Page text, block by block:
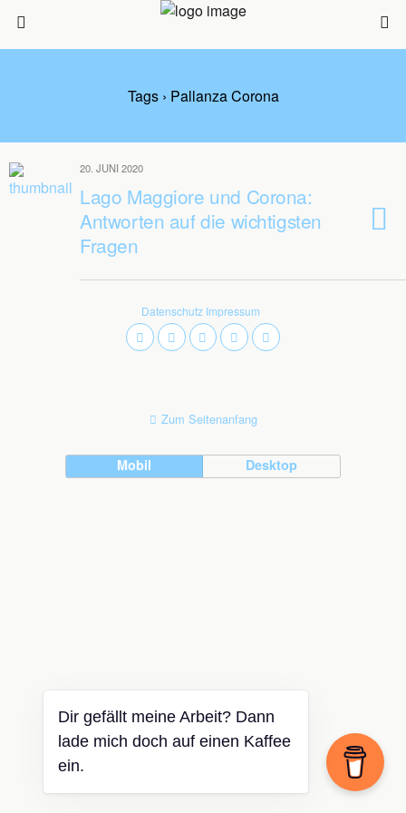
Tags › Pallanza Corona
20. JUNI 2020
Lago Maggiore und Corona:
Antworten auf die wichtigsten
Fragen
Datenschutz Impressum
Zum Seitenanfang
Mobil Desktop
Dir gefällt meine Arbeit? Dann
lade mich doch auf einen Kaffee
ein.